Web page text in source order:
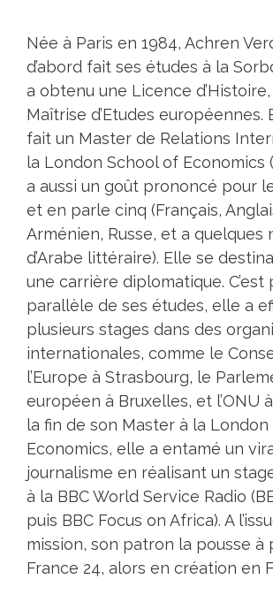
Née à Paris en 1984, Achren
d’abord fait ses études à la
a obtenu une Licence
Maîtrise d’Etudes européennes.
fait un Master de Relations
la London School of Economics
a aussi un goût prononcé pour
et en parle cinq (Français,
Arménien, Russe, et a quelques
d’Arabe littéraire). Elle se
une carrière diplomatique. C’est
parallèle de ses études, elle a
plusieurs stages dans des
internationales, comme le
l’Europe à Strasbourg, le
européen à Bruxelles, et l’ONU
la fin de son Master à la
Economics, elle a entamé un
journalisme en réalisant un
à la BBC World Service Radio
puis BBC Focus on Africa). A
mission, son patron la pousse à
France 24, alors en création en